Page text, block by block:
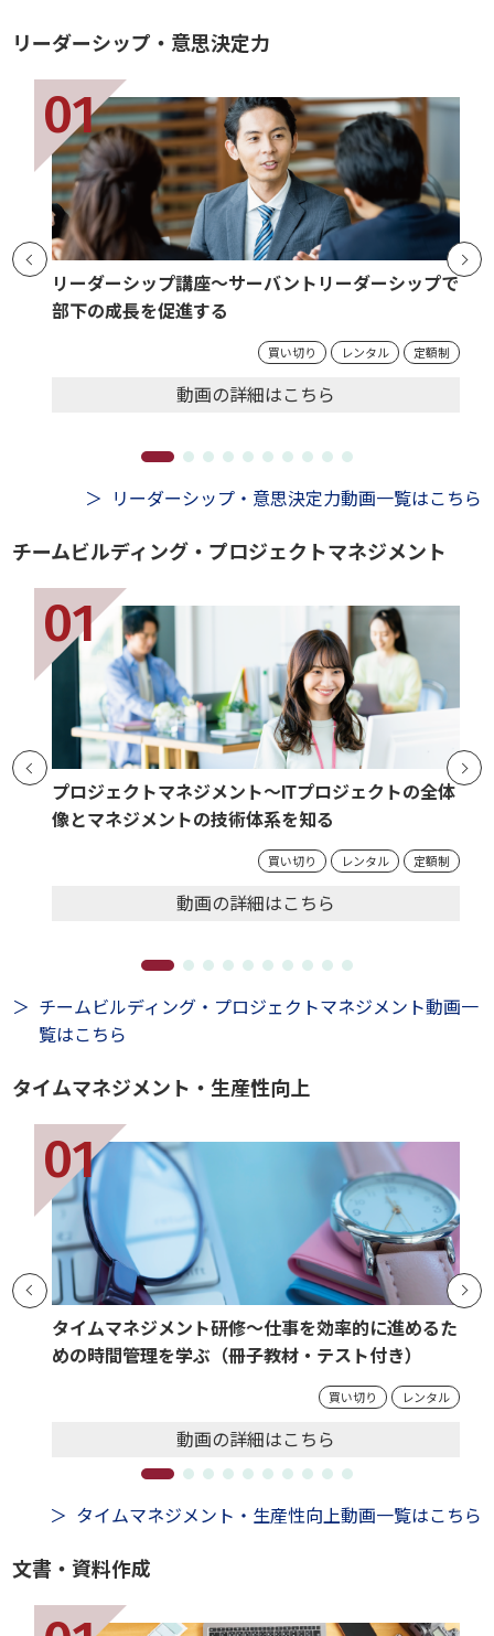
リーダーシップ・意思決定力
リーダーシップ講座～サーバントリーダーシップで
部下の成長を促進する
買い切り レンタル 定額制
動画の詳細はこちら
リーダーシップ・意思決定力動画一覧はこちら
チームビルディング・プロジェクトマネジメント
プロジェクトマネジメント～ITプロジェクトの全体
像とマネジメントの技術体系を知る
買い切り レンタル 定額制
動画の詳細はこちら
チームビルディング・プロジェクトマネジメント動画一
覧はこちら
タイムマネジメント・生産性向上
タイムマネジメント研修～仕事を効率的に進めるた
めの時間管理を学ぶ（冊子教材・テスト付き）
買い切り レンタル
動画の詳細はこちら
タイムマネジメント・生産性向上動画一覧はこちら
文書・資料作成